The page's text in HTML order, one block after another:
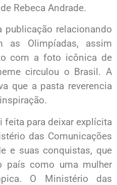
Rebeca Andrade.
relacionando
as Olimpíadas, assim
com a foto icônica de
circulou o Brasil. A
que a pasta reverencia
feita para deixar explícita
das Comunicações
e suas conquistas, que
país como uma mulher
O Ministério das